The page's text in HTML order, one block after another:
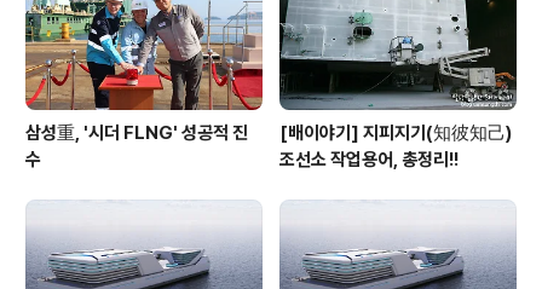
삼성重, '시더 FLNG' 성공적 진
수
[배이야기] 지피지기(知彼知己)
조선소 작업용어, 총정리!!